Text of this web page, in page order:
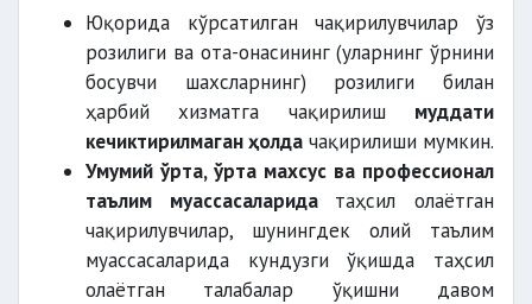
Юқорида кўрсатилган чақирилувчилар ўз
розилиги ва ота-онасининг (уларнинг ўрнини
босувчи шахсларнинг) розилиги билан
ҳарбий хизматга чақирилиш муддати
кечиктирилмаган ҳолда чақирилиши мумкин.
Умумий ўрта, ўрта махсус ва профессионал
таълим муассасаларида таҳсил олаётган
чақирилувчилар, шунингдек олий таълим
муассасаларида кундузги ўқишда таҳсил
олаётган талабалар ўқишни давом